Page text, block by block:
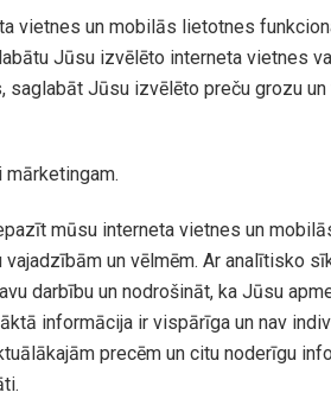
vietnes un mobilās lietotnes
Jūsu izvēlēto interneta vietnes
Jūsu izvēlēto preču grozu
mūsu interneta vietnes un
un vēlmēm. Ar analītisko
darbību un nodrošināt, ka Jūsu
informācija ir vispārīga un nav
precēm un citu noderīgu